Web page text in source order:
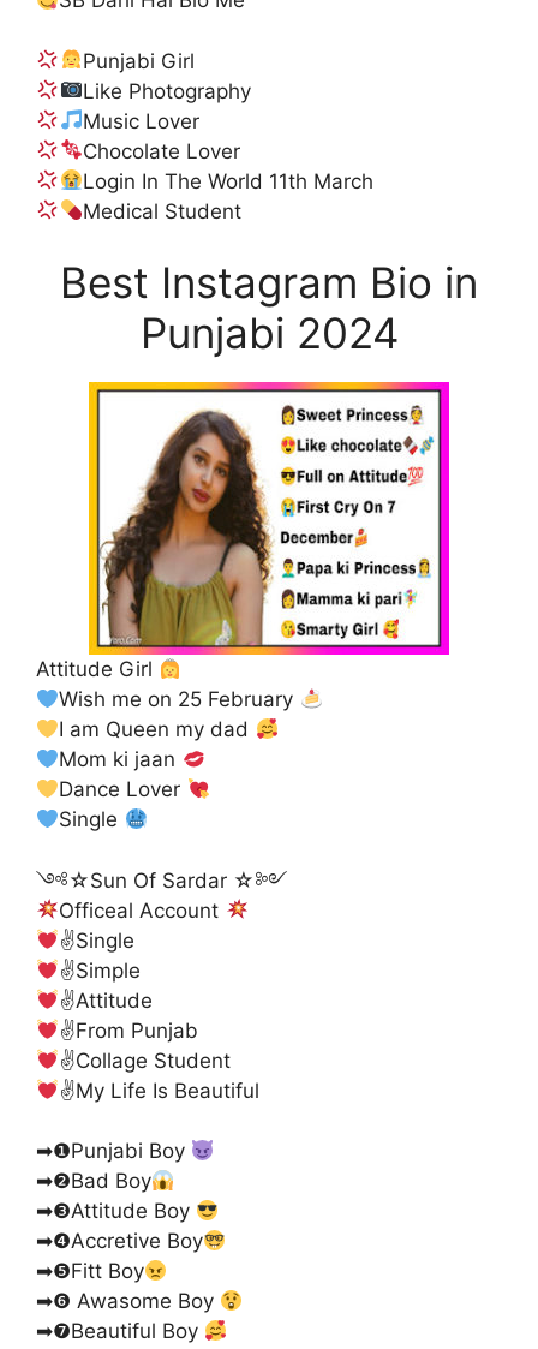
Punjabi Girl
Like Photography
Music Lover
Chocolate Lover
Login In The World 11th March
Medical Student
Best Instagram Bio in
Punjabi 2024
Attitude Girl
Wish me on 25 February
I am Queen my dad
Mom ki jaan
Dance Lover
Single
༺☆Sun Of Sardar ☆༻
Officeal Account
✌Single
✌Simple
✌Attitude
✌From Punjab
✌Collage Student
✌My Life Is Beautiful
➡❶Punjabi Boy
➡❷Bad Boy
➡❸Attitude Boy
➡❹Accretive Boy
➡❺Fitt Boy
➡❻ Awasome Boy
➡❼Beautiful Boy